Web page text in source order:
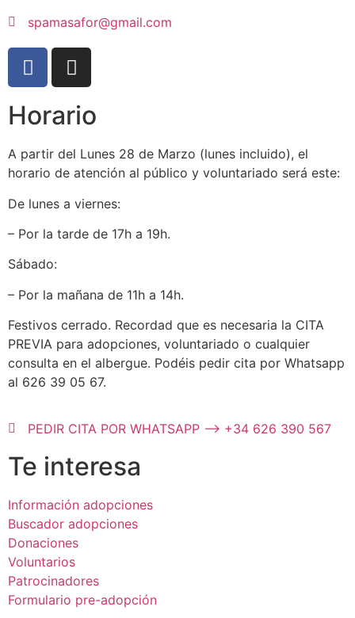
spamasafor@gmail.com
Horario
A partir del Lunes 28 de Marzo (lunes incluido), el
horario de atención al público y voluntariado será este:
De lunes a viernes:
– Por la tarde de 17h a 19h.
Sábado:
– Por la mañana de 11h a 14h.
Festivos cerrado. Recordad que es necesaria la CITA
PREVIA para adopciones, voluntariado o cualquier
consulta en el albergue. Podéis pedir cita por Whatsapp
al 626 39 05 67.
PEDIR CITA POR WHATSAPP --> +34 626 390 567
Te interesa
Información adopciones
Buscador adopciones
Donaciones
Voluntarios
Patrocinadores
Formulario pre-adopción